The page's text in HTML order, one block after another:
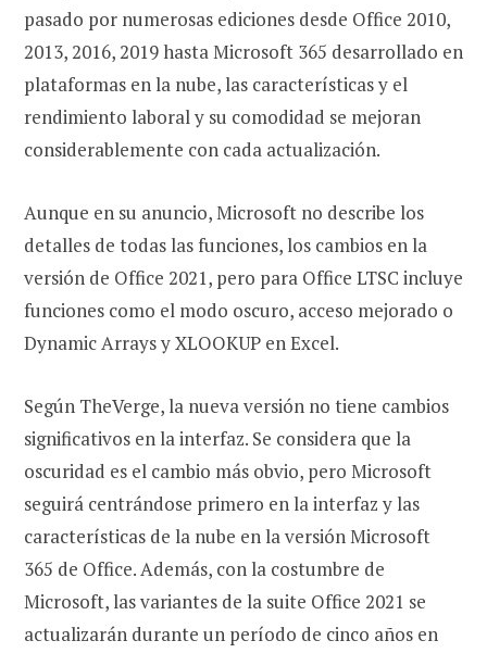
pasado por numerosas ediciones desde Office 2010,
2013, 2016, 2019 hasta Microsoft 365 desarrollado en
plataformas en la nube, las características y el
rendimiento laboral y su comodidad se mejoran
considerablemente con cada actualización.
Aunque en su anuncio, Microsoft no describe los
detalles de todas las funciones, los cambios en la
versión de Office 2021, pero para Office LTSC incluye
funciones como el modo oscuro, acceso mejorado o
Dynamic Arrays y XLOOKUP en Excel.
Según TheVerge, la nueva versión no tiene cambios
significativos en la interfaz. Se considera que la
oscuridad es el cambio más obvio, pero Microsoft
seguirá centrándose primero en la interfaz y las
características de la nube en la versión Microsoft
365 de Office. Además, con la costumbre de
Microsoft, las variantes de la suite Office 2021 se
actualizarán durante un período de cinco años en